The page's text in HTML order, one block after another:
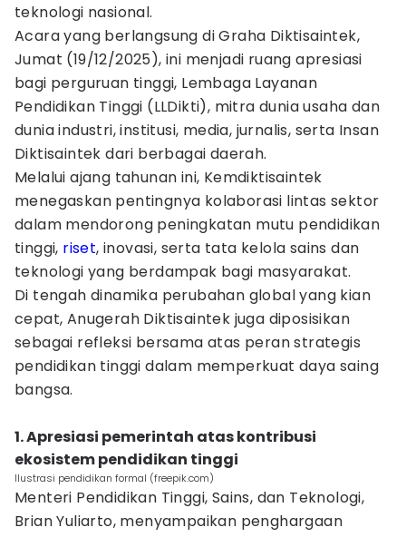
teknologi nasional.
Acara yang berlangsung di Graha Diktisaintek,
Jumat (19/12/2025), ini menjadi ruang apresiasi
bagi perguruan tinggi, Lembaga Layanan
Pendidikan Tinggi (LLDikti), mitra dunia usaha dan
dunia industri, institusi, media, jurnalis, serta Insan
Diktisaintek dari berbagai daerah.
Melalui ajang tahunan ini, Kemdiktisaintek
menegaskan pentingnya kolaborasi lintas sektor
dalam mendorong peningkatan mutu pendidikan
tinggi, riset, inovasi, serta tata kelola sains dan
teknologi yang berdampak bagi masyarakat.
Di tengah dinamika perubahan global yang kian
cepat, Anugerah Diktisaintek juga diposisikan
sebagai refleksi bersama atas peran strategis
pendidikan tinggi dalam memperkuat daya saing
bangsa.
1. Apresiasi pemerintah atas kontribusi
ekosistem pendidikan tinggi
Ilustrasi pendidikan formal (freepik.com)
Menteri Pendidikan Tinggi, Sains, dan Teknologi,
Brian Yuliarto, menyampaikan penghargaan